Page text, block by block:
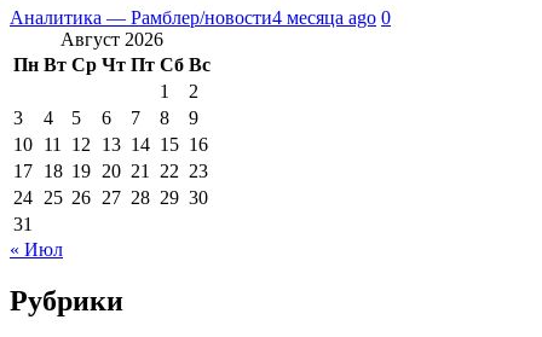
Аналитика — Рамблер/новости4 месяца ago 0
Август 2026
Пн Вт Ср Чт Пт Сб Вс
1
2
3
4 5 6 7 8
9
10 11 12 13 14 15 16
17 18 19 20 21 22 23
24 25 26 27 28 29 30
31
« Июл
Рубрики